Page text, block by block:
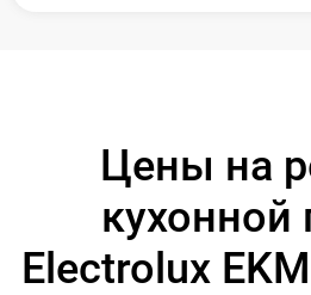
Цены на
кухонной
Electrolux